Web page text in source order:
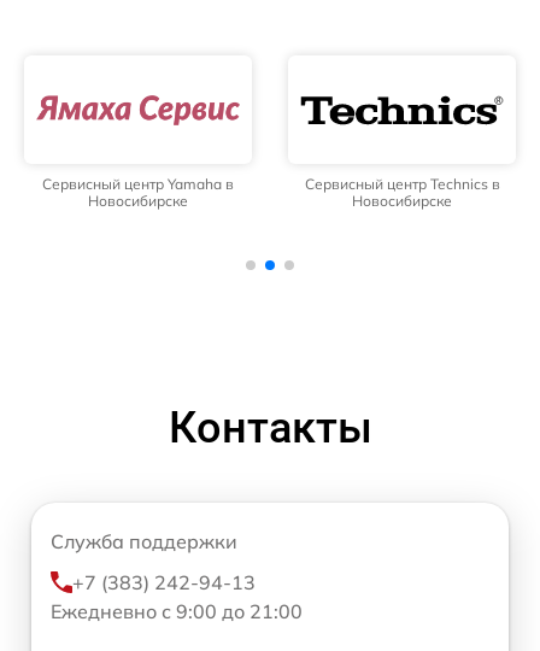
Сервисный центр Yamaha в
Новосибирске
Сервисный центр Technics в
Новосибирске
Контакты
Служба поддержки
+7 (383) 242-94-13
Ежедневно с 9:00 до 21:00